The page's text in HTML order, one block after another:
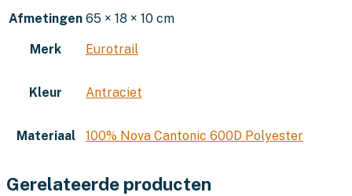
Afmetingen 65 × 18 × 10 cm
Merk Eurotrail
Kleur Antraciet
Materiaal 100% Nova Cantonic 600D Polyester
Gerelateerde producten